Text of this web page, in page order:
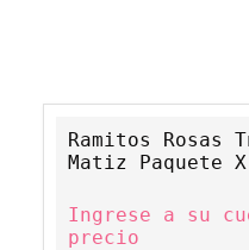
Ramitos Rosas
Matiz Paquete
Ingrese a su
precio